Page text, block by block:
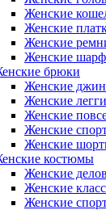
Женские
Женские
Женские
Женские
брюки
Женские
Женские
Женские
Женские
Женские
костюмы
Женские
Женские
Женские